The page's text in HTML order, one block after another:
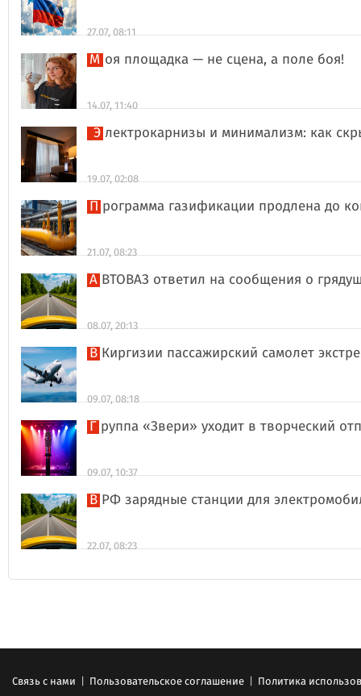
27.07, 08:11
Моя площадка — не сцена, а поле боя!
14.07, 11:40
Электрокарнизы и минимализм: как
19.07, 02:08
Программа газификации продлена до
21.07, 08:23
АВТОВАЗ ответил на сообщения о
08.07, 20:13
В Киргизии пассажирский самолет
09.07, 08:18
Группа «Звери» уходит в творческий
09.07, 10:37
В РФ зарядные станции для
22.07, 08:23
Связь с нами | Пользовательское соглашение | Политика